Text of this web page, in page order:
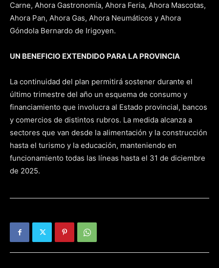
Carne, Ahora Gastronomía, Ahora Feria, Ahora Mascotas,
Ahora Pan, Ahora Gas, Ahora Neumáticos y Ahora
Góndola Bernardo de Irigoyen.
UN BENEFICIO EXTENDIDO PARA LA PROVINCIA
La continuidad del plan permitirá sostener durante el
último trimestre del año un esquema de consumo y
financiamiento que involucra al Estado provincial, bancos
y comercios de distintos rubros. La medida alcanza a
sectores que van desde la alimentación y la construcción
hasta el turismo y la educación, manteniendo en
funcionamiento todas las líneas hasta el 31 de diciembre
de 2025.